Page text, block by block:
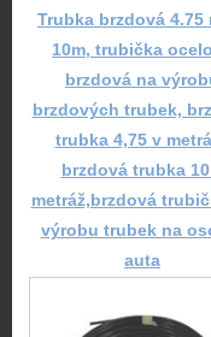
Trubka brzdová 4.75
10m, trubička
brzdová na
brzdových trubek,
trubka 4,75 v
brzdová trubka
metráž,brzdová
výrobu trubek na
auta